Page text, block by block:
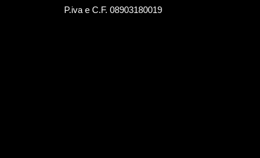
P.iva e C.F. 08903180019